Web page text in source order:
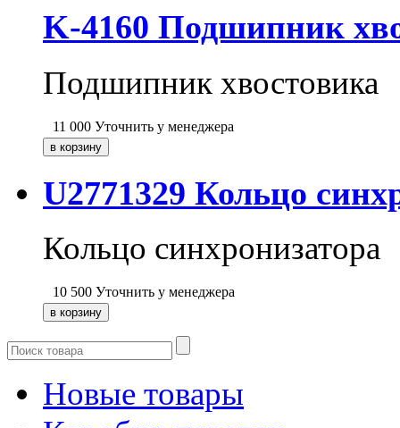
K-4160 Подшипник
Подшипник хвостовика
11 000 Уточнить у менеджера
U2771329 Кольцо
Кольцо синхронизатора
10 500 Уточнить у менеджера
Новые товары